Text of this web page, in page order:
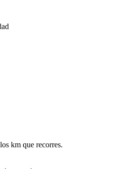
km que recorres.